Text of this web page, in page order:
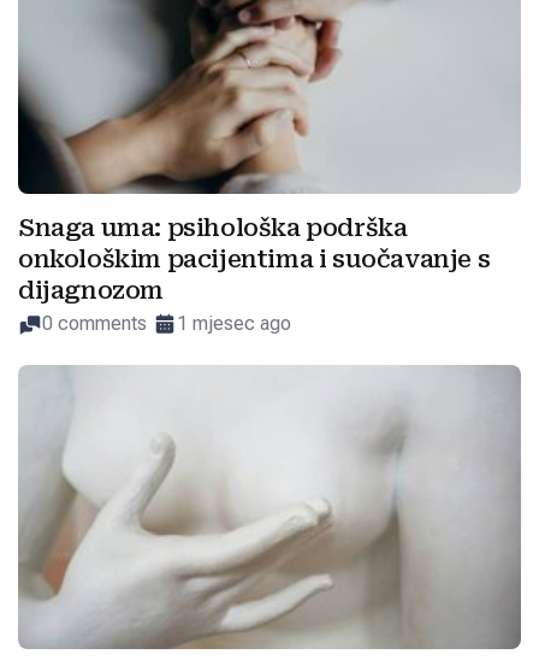
Snaga uma: psihološka podrška
onkološkim pacijentima i suočavanje s
dijagnozom
0 comments 1 mjesec ago